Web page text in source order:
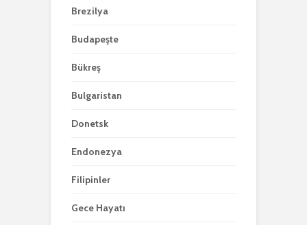
Brezilya
Budapeşte
Bükreş
Bulgaristan
Donetsk
Endonezya
Filipinler
Gece Hayatı